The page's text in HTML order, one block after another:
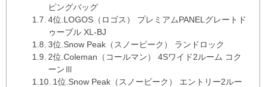
ピングバッグ
4位.LOGOS（ロゴス） プレミアムPANELグレートド
ゥーブル XL-BJ
3位.Snow Peak（スノーピーク） ランドロック
2位.Coleman（コールマン） 4Sワイド2ルーム コク
ーンⅢ
1位.Snow Peak（スノーピーク） エントリー2ルー